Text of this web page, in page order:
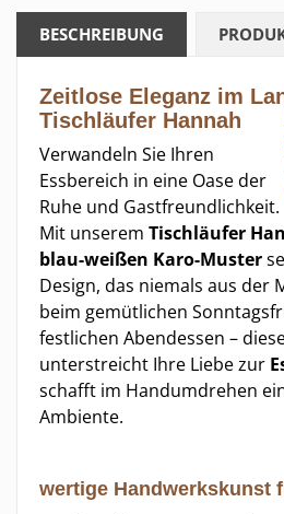
BESCHREIBUNG
Zeitlose Eleganz im
Tischläufer Hannah
Verwandeln Sie Ihren
Essbereich in eine Oase der
Ruhe und Gastfreundlichkeit.
Mit unserem Tischläufer
blau-weißen Karo-Muster
Design, das niemals aus der
beim gemütlichen
festlichen Abendessen –
unterstreicht Ihre Liebe zur
schafft im Handumdrehen
Ambiente.
wertige Handwerkskunst